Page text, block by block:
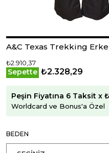
A&C Texas Trekking
₺2.910,37
Sepette ₺2.328,29
Peşin Fiyatına 6 Taksit x
Worldcard ve Bonus'a Özel
BEDEN